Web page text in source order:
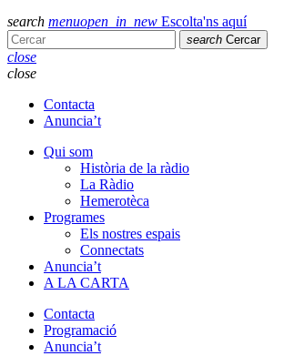
search menuopen_in_new Escolta'ns aquí
search Cercar
close
close
Contacta
Anuncia’t
Qui som
Història de la ràdio
La Ràdio
Hemerotèca
Programes
Els nostres espais
Connectats
Anuncia’t
A LA CARTA
Contacta
Programació
Anuncia’t